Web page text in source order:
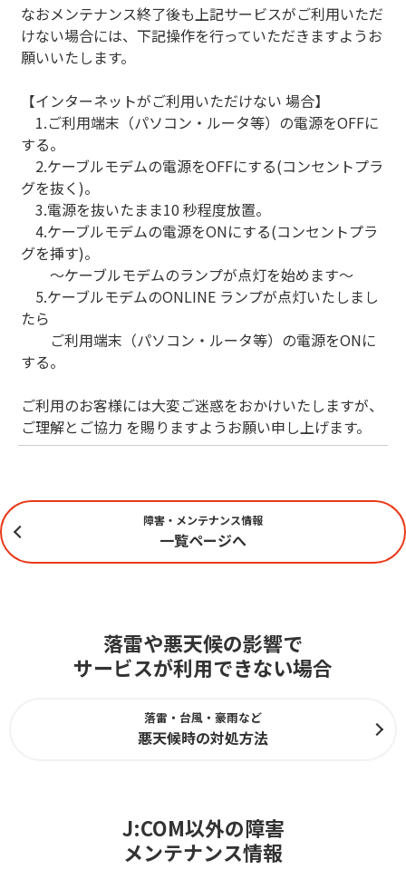
なおメンテナンス終了後も上記サービスがご利用いただ
けない場合には、下記操作を行っていただきますようお
願いいたします。
【インターネットがご利用いただけない 場合】
1.ご利用端末（パソコン・ルータ等）の電源をOFFに
する。
2.ケーブルモデムの電源をOFFにする(コンセントプラ
グを抜く)。
3.電源を抜いたまま10 秒程度放置。
4.ケーブルモデムの電源をONにする(コンセントプラ
グを挿す)。
～ケーブルモデムのランプが点灯を始めます～
5.ケーブルモデムのONLINE ランプが点灯いたしまし
たら
ご利用端末（パソコン・ルータ等）の電源をONに
する。
ご利用のお客様には大変ご迷惑をおかけいたしますが、
ご理解とご協力 を賜りますようお願い申し上げます。
障害・メンテナンス情報
一覧ページへ
落雷や悪天候の影響で
サービスが利用できない場合
落雷・台風・豪雨など
悪天候時の対処方法
J:COM以外の障害
メンテナンス情報